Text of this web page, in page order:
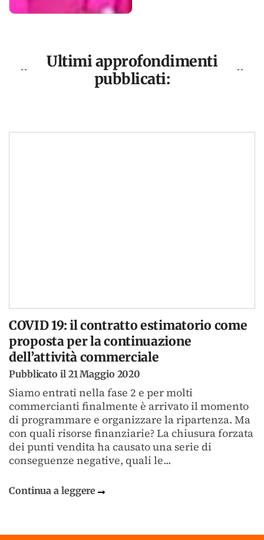
Ultimi approfondimenti
pubblicati:
COVID 19: il contratto estimatorio come
proposta per la continuazione
dell’attività commerciale
Pubblicato il 21 Maggio 2020
Siamo entrati nella fase 2 e per molti
commercianti finalmente è arrivato il momento
di programmare e organizzare la ripartenza. Ma
con quali risorse finanziarie? La chiusura forzata
dei punti vendita ha causato una serie di
conseguenze negative, quali le...
Continua a leggere